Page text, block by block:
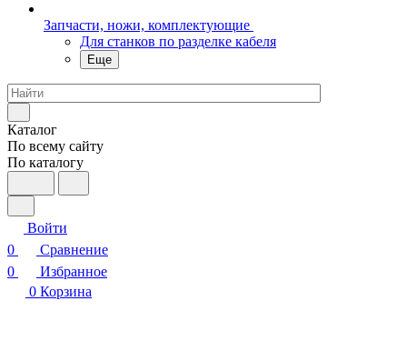
Запчасти, ножи, комплектующие
Для станков по разделке кабеля
Еще
Каталог
По всему сайту
По каталогу
Войти
0
Сравнение
0
Избранное
0 Корзина